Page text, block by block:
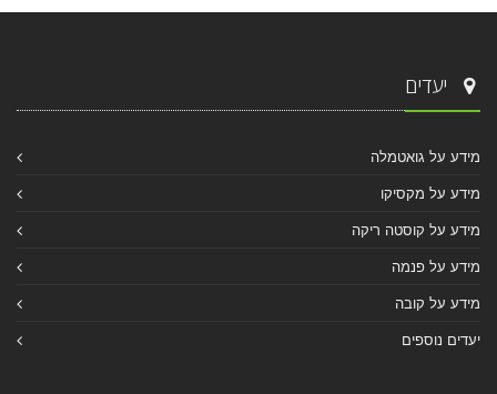
יעדים
מידע על גואטמלה
מידע על מקסיקו
מידע על קוסטה ריקה
מידע על פנמה
מידע על קובה
יעדים נוספים